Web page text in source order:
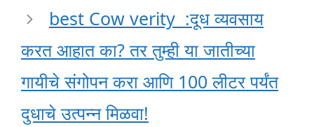
best Cow verity :दूध व्यवसाय
करत आहात का? तर तुम्ही या जातीच्या
गायीचे संगोपन करा आणि 100 लीटर पर्यंत
दुधाचे उत्पन्न मिळवा!